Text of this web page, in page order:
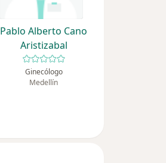
Pablo Alberto Cano
Aristizabal
Ginecólogo
Medellín